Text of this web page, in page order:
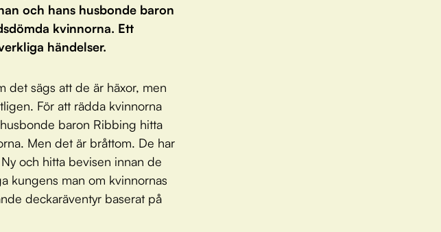
och hans husbonde baron
kvinnorna. Ett
händelser.
det sägs att de är häxor, men
För att rädda kvinnorna
baron Ribbing hitta
Men det är bråttom. De har
och hitta bevisen innan de
kungens man om kvinnornas
deckaräventyr baserat på